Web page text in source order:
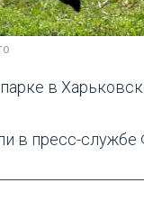
в
в пресс-службе